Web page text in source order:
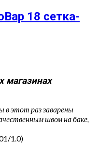
18 сетка-
магазинах
в этот раз заварены
швом на баке,
1.0)